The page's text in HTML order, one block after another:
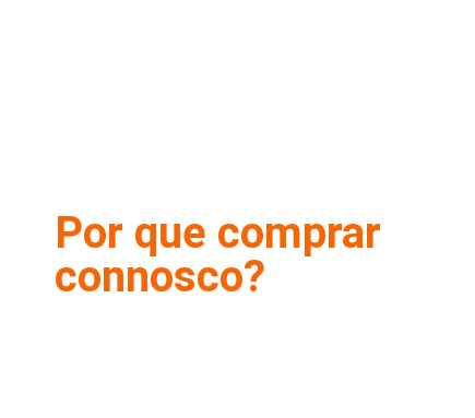
Por que comprar
connosco?